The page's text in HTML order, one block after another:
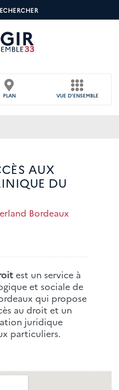
PLAN VUE D'ENSEMBLE
AUX
DU
Bordeaux
est un service à
et sociale de
qui propose
au droit et un
juridique
particuliers.